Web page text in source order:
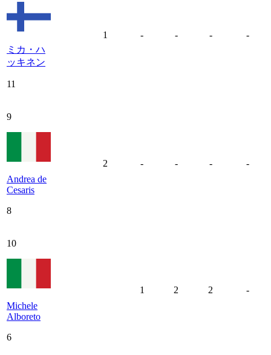
ミカ・ハ
ッキネン
11
1 - - - -
9
Andrea de
Cesaris
8
2 - - - -
10
Michele
Alboreto
6
1 2 2 -